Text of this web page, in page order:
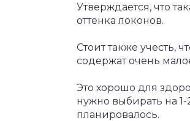
Утверждается, что
оттенка локонов.
Стоит также учесть,
содержат очень
Это хорошо для
нужно выбирать на 1-
планировалось.